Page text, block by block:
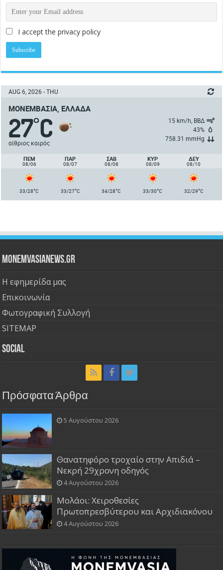
I accept the privacy policy
AUG 6, 2026 - THU
ΜΟΝΕΜΒΑΣΙΆ, ΕΛΛΆΔΑ
27°C
αίθριος καιρός
15 km/h, ΒΒΔ
43%
758.31 mmHg
ΠΈΜ
08/06
ΠΑΡ
08/07
ΣΑΒ
08/08
ΚΥΡ
08/09
ΔΕΥ
08/10
33/28°C 33/27°C 34/28°C 33/30°C 32/29°C
Monemvasianews.gr
Η εφημερίδα μας
Επικοινωνία
Φωτογραφική Συλλογή
SITEMAP
Social
Πρόσφατα Άρθρα
5 Αυγούστου 2026
Θανατηφόρο τροχαίο στην Απιδιά –
Νεκρή 29χρονη οδηγός
4 Αυγούστου 2026
Μολάοι: Χειροθεσίες
Πρωτοπρεσβύτερου και Αρχιδιακόνου
4 Αυγούστου 2026